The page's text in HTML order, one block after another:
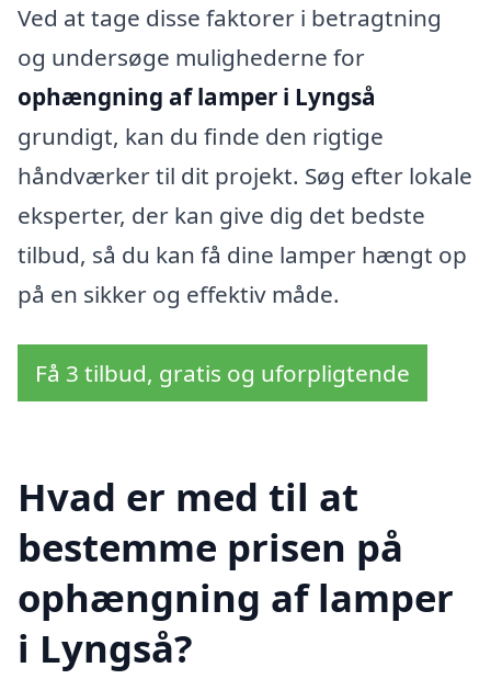
Ved at tage disse faktorer i betragtning
og undersøge mulighederne for
ophængning af lamper i Lyngså
grundigt, kan du finde den rigtige
håndværker til dit projekt. Søg efter lokale
eksperter, der kan give dig det bedste
tilbud, så du kan få dine lamper hængt op
på en sikker og effektiv måde.
Få 3 tilbud, gratis og uforpligtende
Hvad er med til at
bestemme prisen på
ophængning af lamper
i Lyngså?